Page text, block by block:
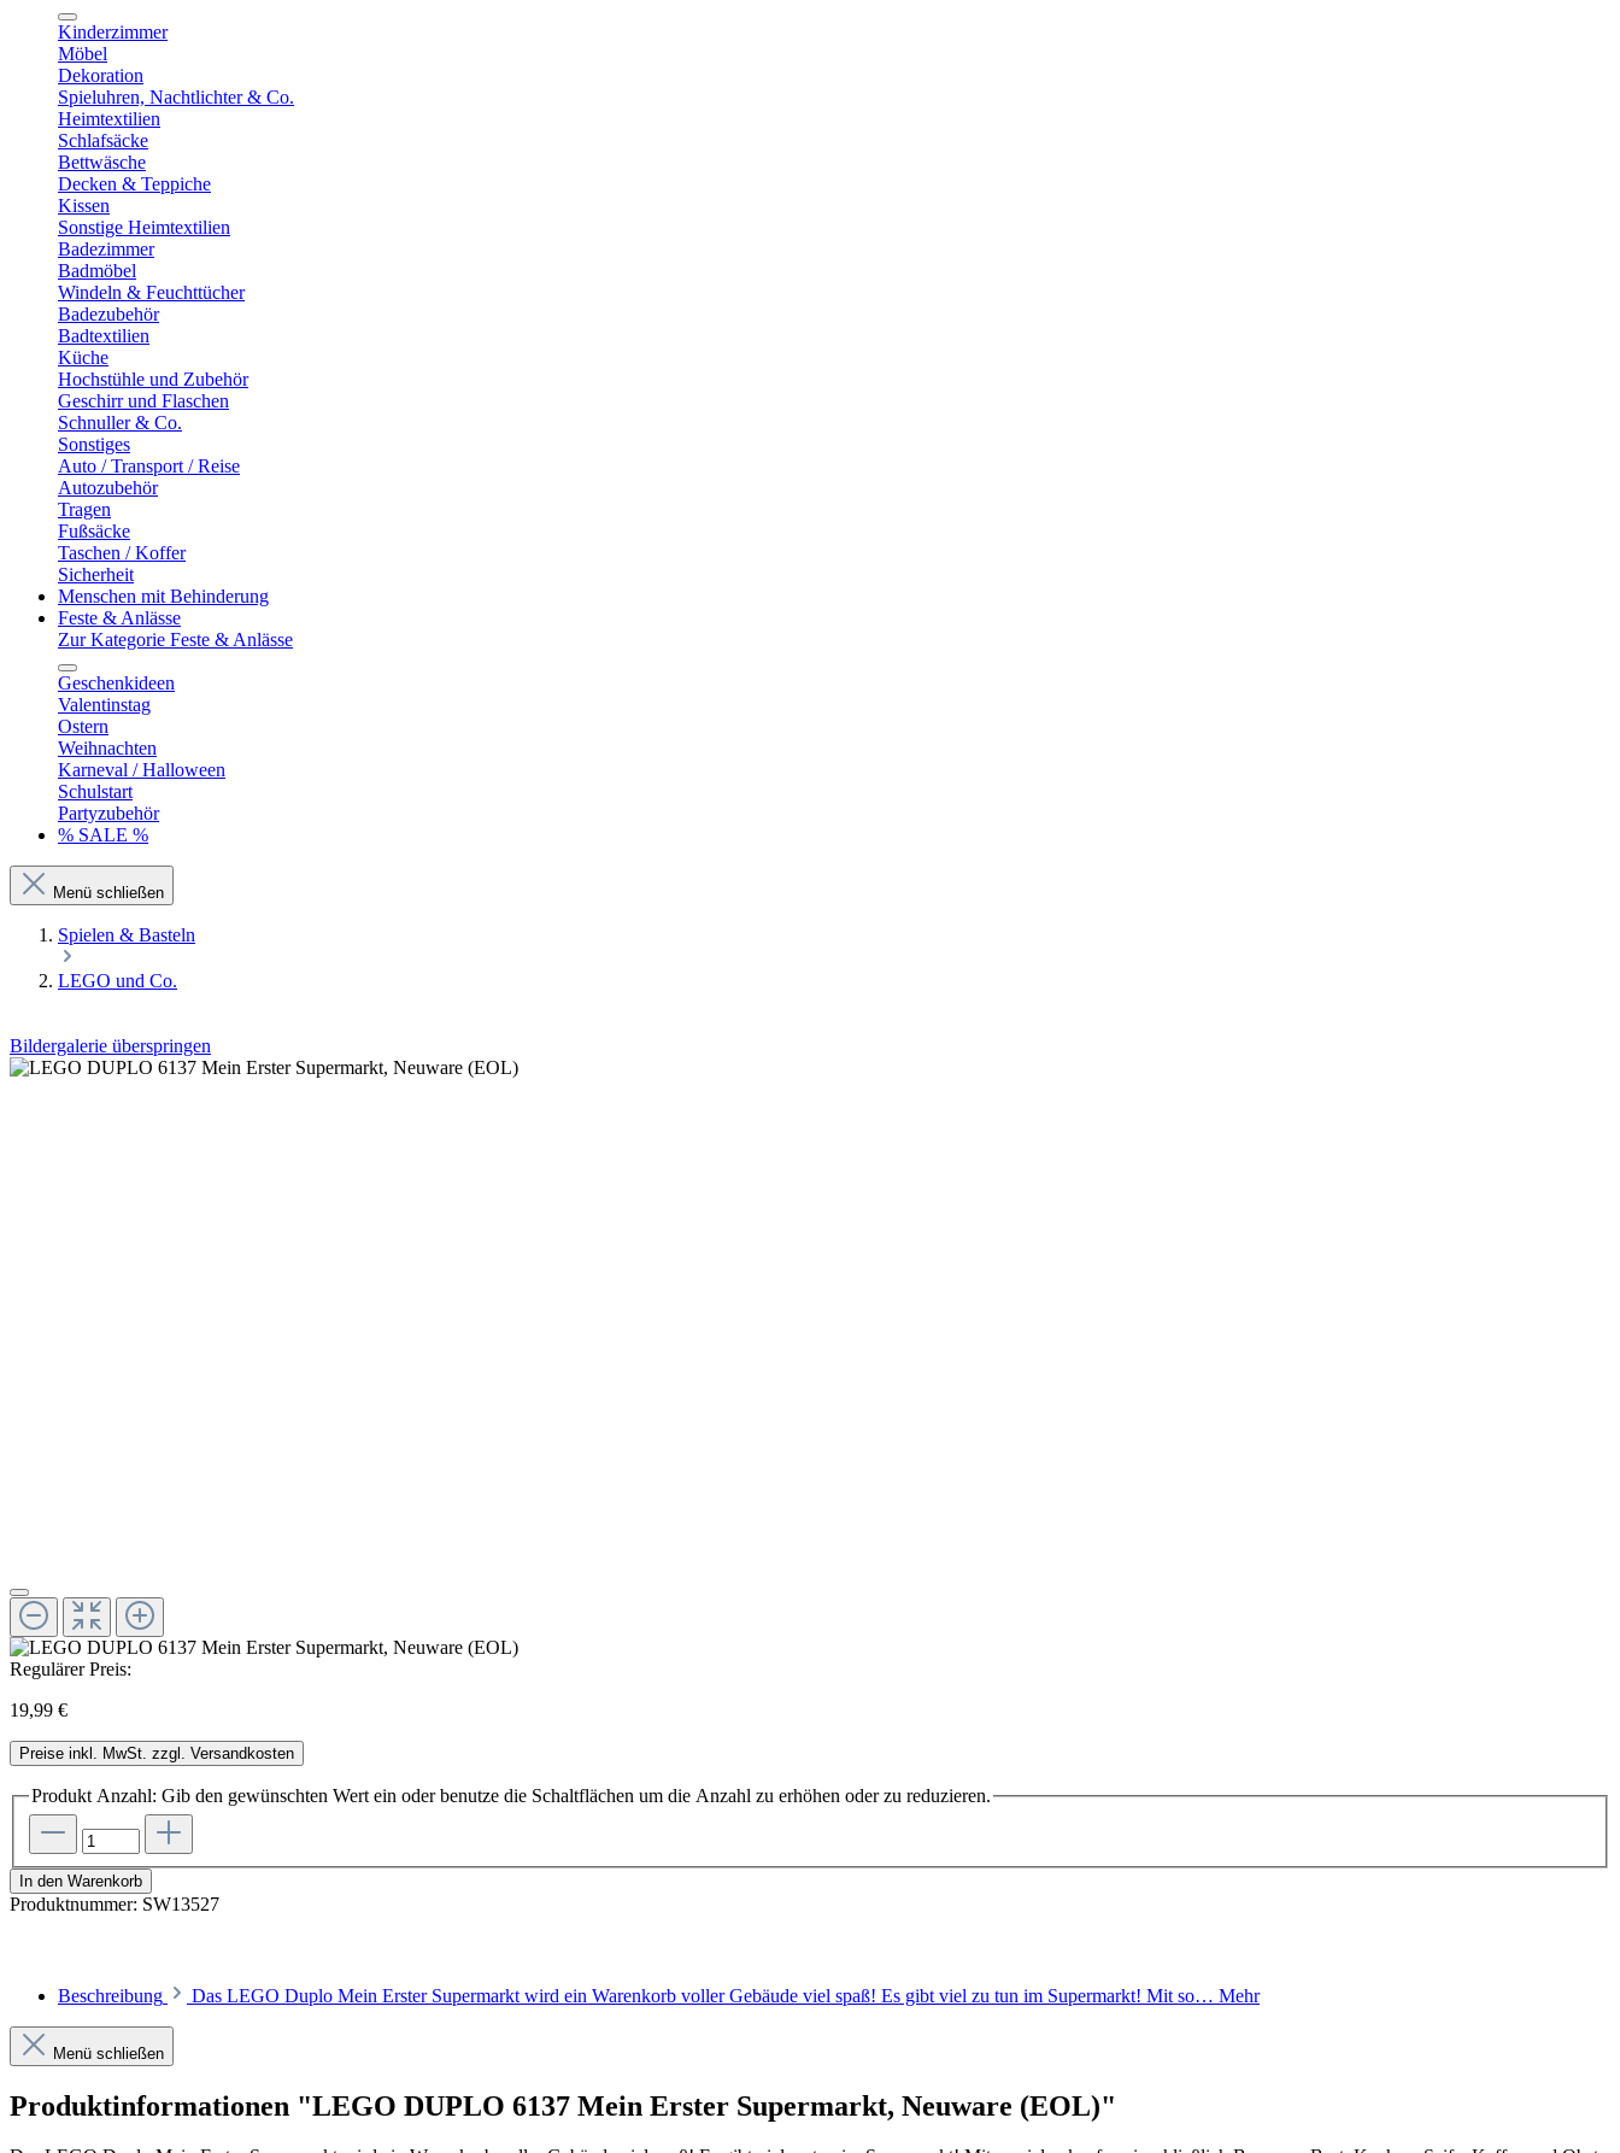
Kinderzimmer
Möbel
Dekoration
Spieluhren, Nachtlichter & Co.
Heimtextilien
Schlafsäcke
Bettwäsche
Decken & Teppiche
Kissen
Sonstige Heimtextilien
Badezimmer
Badmöbel
Windeln & Feuchttücher
Badezubehör
Badtextilien
Küche
Hochstühle und Zubehör
Geschirr und Flaschen
Schnuller & Co.
Sonstiges
Auto / Transport / Reise
Autozubehör
Tragen
Fußsäcke
Taschen / Koffer
Sicherheit
Menschen mit Behinderung
Feste & Anlässe
Zur Kategorie Feste & Anlässe
Geschenkideen
Valentinstag
Ostern
Weihnachten
Karneval / Halloween
Schulstart
Partyzubehör
% SALE %
Menü schließen
Spielen & Basteln
LEGO und Co.
Bildergalerie überspringen
Regulärer Preis:
19,99 €
Preise inkl. MwSt. zzgl. Versandkosten
Produkt Anzahl: Gib den gewünschten Wert ein oder benutze die Schaltflächen um die Anzahl zu erhöhen oder zu reduzieren.
In den Warenkorb
Produktnummer: SW13527
Beschreibung Das LEGO Duplo Mein Erster Supermarkt wird ein Warenkorb voller Gebäude viel spaß! Es gibt viel zu tun im Supermarkt! Mit so… Mehr
Menü schließen
Produktinformationen "LEGO DUPLO 6137 Mein Erster Supermarkt, Neuware (EOL)"